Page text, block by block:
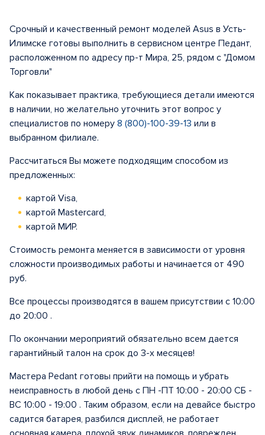
Срочный и качественный ремонт моделей Asus в Усть-
Илимске готовы выполнить в сервисном центре Педант,
расположенном по адресу пр-т Мира, 25, рядом с "Домом
Торговли"
Как показывает практика, требующиеся детали имеются
в наличии, но желательно уточнить этот вопрос у
специалистов по номеру 8 (800)-100-39-13 или в
выбранном филиале.
Рассчитаться Вы можете подходящим способом из
предложенных:
картой Visa,
картой Mastercard,
картой МИР.
Стоимость ремонта меняется в зависимости от уровня
сложности производимых работы и начинается от 490
руб.
Все процессы производятся в вашем присутствии с 10:00
до 20:00 .
По окончании мероприятий обязательно всем дается
гарантийный талон на срок до 3-х месяцев!
Мастера Pedant готовы прийти на помощь и убрать
неисправность в любой день с ПН -ПТ 10:00 - 20:00 СБ -
ВС 10:00 - 19:00 . Таким образом, если на девайсе быстро
садится батарея, разбился дисплей, не работает